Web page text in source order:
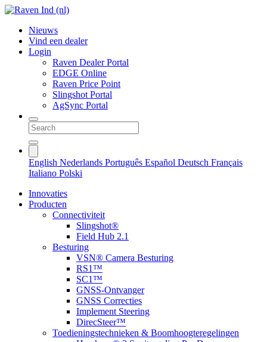
Nieuws
Vind een dealer
Login
Raven Dealer Portal
EDGE Online
Raven Price Point
Slingshot Portal
AgSync Portal
English Nederlands Português Español Deutsch Français
Italiano Polski
Innovaties
Producten
Connectiviteit
Slingshot®
Field Hub 2.1
Besturing
VSN® Camera Besturing
RS1™
SC1™
GNSS-Ontvanger
GNSS Correcties
Implement Steering
DirecSteer™
Toedieningstechnieken & Boomhoogteregelingen